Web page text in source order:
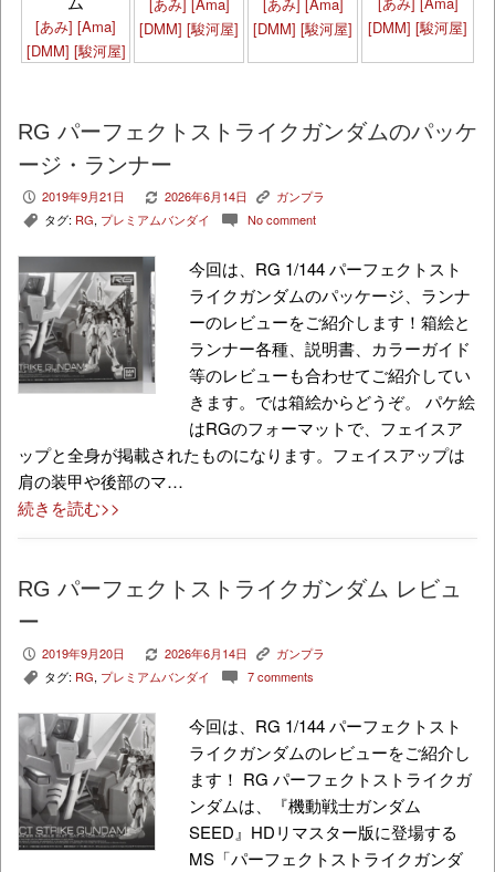
[あみ] [Ama]
[DMM] [駿河屋]
[DMM] [駿河屋]
[DMM] [駿河屋]
[DMM] [駿河屋]
RG パーフェクトストライクガンダムのパッケ
ージ・ランナー
P 2019年9月21日 V 2026年6月14日 K ガンプラ
, タグ: RG, プレミアムバンダイ c No comment
今回は、RG 1/144 パーフェクトスト
ライクガンダムのパッケージ、ランナ
ーのレビューをご紹介します！箱絵と
ランナー各種、説明書、カラーガイド
等のレビューも合わせてご紹介してい
きます。では箱絵からどうぞ。 パケ絵
はRGのフォーマットで、フェイスア
ップと全身が掲載されたものになります。フェイスアップは
肩の装甲や後部のマ…
続きを読む>>
RG パーフェクトストライクガンダム レビュ
ー
P 2019年9月20日 V 2026年6月14日 K ガンプラ
, タグ: RG, プレミアムバンダイ c 7 comments
今回は、RG 1/144 パーフェクトスト
ライクガンダムのレビューをご紹介し
ます！ RG パーフェクトストライクガ
ンダムは、『機動戦士ガンダム
SEED』HDリマスター版に登場する
MS「パーフェクトストライクガンダ